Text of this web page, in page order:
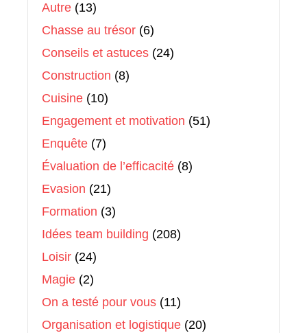
Autre (13)
Chasse au trésor (6)
Conseils et astuces (24)
Construction (8)
Cuisine (10)
Engagement et motivation (51)
Enquête (7)
Évaluation de l’efficacité (8)
Evasion (21)
Formation (3)
Idées team building (208)
Loisir (24)
Magie (2)
On a testé pour vous (11)
Organisation et logistique (20)